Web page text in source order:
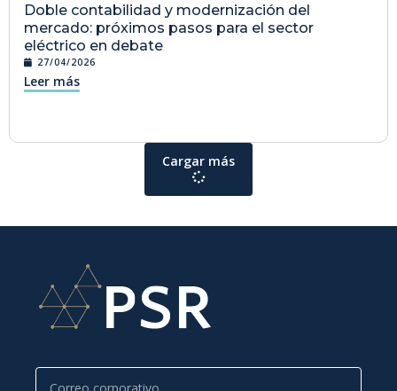
Doble contabilidad y modernización del
mercado: próximos pasos para el sector
eléctrico en debate
27/04/2026
Leer más
Cargar más